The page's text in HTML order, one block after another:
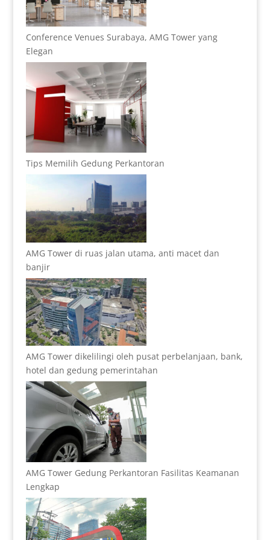
Conference Venues Surabaya, AMG Tower yang
Elegan
Tips Memilih Gedung Perkantoran
AMG Tower di ruas jalan utama, anti macet dan
banjir
AMG Tower dikelilingi oleh pusat perbelanjaan, bank,
hotel dan gedung pemerintahan
AMG Tower Gedung Perkantoran Fasilitas Keamanan
Lengkap